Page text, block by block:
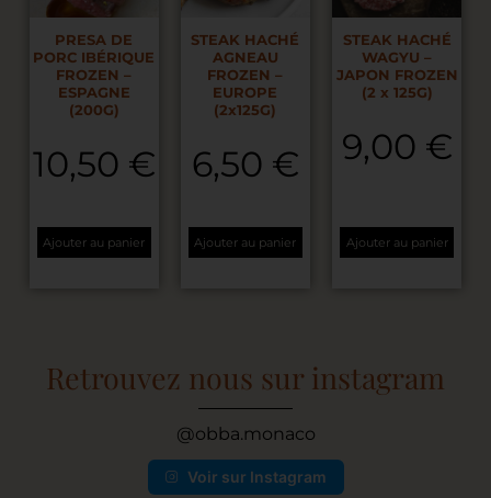
PRESA DE
PORC IBÉRIQUE
FROZEN –
ESPAGNE
(200G)
10,50 €
Ajouter au panier
STEAK HACHÉ
AGNEAU
FROZEN –
EUROPE
(2x125G)
6,50 €
Ajouter au panier
STEAK HACHÉ
WAGYU –
JAPON FROZEN
(2 x 125G)
9,00 €
Ajouter au panier
Retrouvez nous sur instagram
@obba.monaco
Voir sur Instagram